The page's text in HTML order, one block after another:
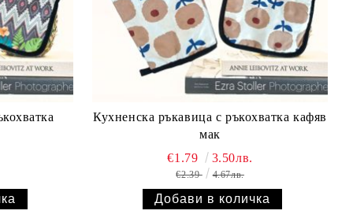
Кухненска ръкавица с ръкохватка кафяв
мак
€1.79
3.50лв.
€2.39 4.67лв.